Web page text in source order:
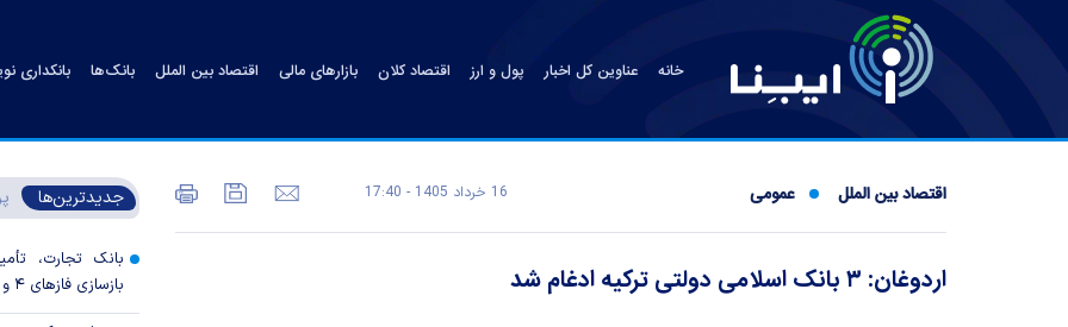
خانه عناوین کل اخبار پول و ارز اقتصاد کلان بازارهای مالی اقتصاد بین الملل بانک‌ها بانکداری
اقتصاد بین الملل عمومی 16 خرداد 1405 - 17:40
اردوغان: ۳ بانک اسلامی دولتی ترکیه ادغام شد
جدیدترین‌ها
بانک تجارت،
بازسازی فاز‌های ۴ و ۵ پارس جنوبی